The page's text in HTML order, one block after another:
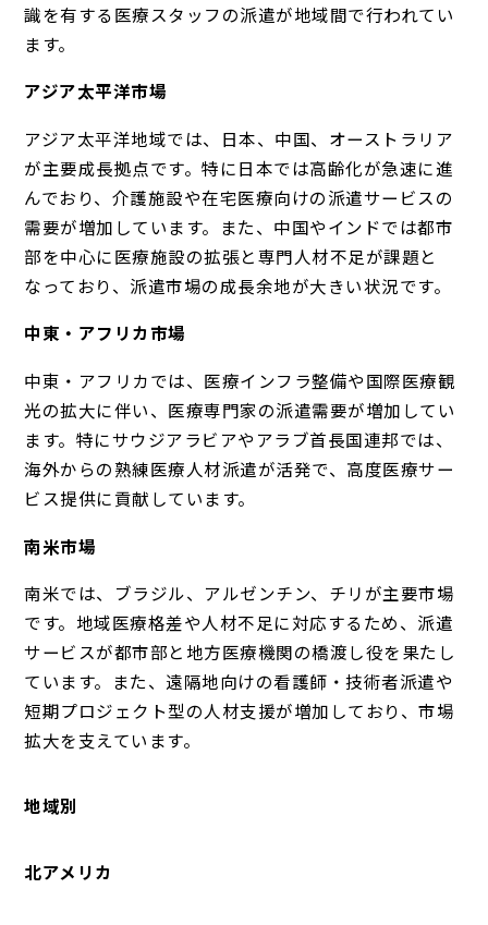
識を有する医療スタッフの派遣が地域間で行われてい
ます。
アジア太平洋市場
アジア太平洋地域では、日本、中国、オーストラリア
が主要成長拠点です。特に日本では高齢化が急速に進
んでおり、介護施設や在宅医療向けの派遣サービスの
需要が増加しています。また、中国やインドでは都市
部を中心に医療施設の拡張と専門人材不足が課題と
なっており、派遣市場の成長余地が大きい状況です。
中東・アフリカ市場
中東・アフリカでは、医療インフラ整備や国際医療観
光の拡大に伴い、医療専門家の派遣需要が増加してい
ます。特にサウジアラビアやアラブ首長国連邦では、
海外からの熟練医療人材派遣が活発で、高度医療サー
ビス提供に貢献しています。
南米市場
南米では、ブラジル、アルゼンチン、チリが主要市場
です。地域医療格差や人材不足に対応するため、派遣
サービスが都市部と地方医療機関の橋渡し役を果たし
ています。また、遠隔地向けの看護師・技術者派遣や
短期プロジェクト型の人材支援が増加しており、市場
拡大を支えています。
地域別
北アメリカ